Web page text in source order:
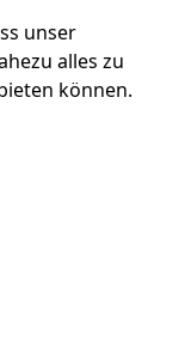
unser
alles zu
können.